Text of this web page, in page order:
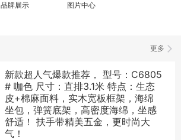
品牌展示 图片中心
更多
新款超人气爆款推荐， 型号：C6805
# 咖色 尺寸：直排3.1米 特点：生态
皮+棉麻面料，实木宽板框架，海绵
坐包，弹簧底架，高密度海绵，坐感
舒适！ 扶手带精美五金，更时尚大
气！